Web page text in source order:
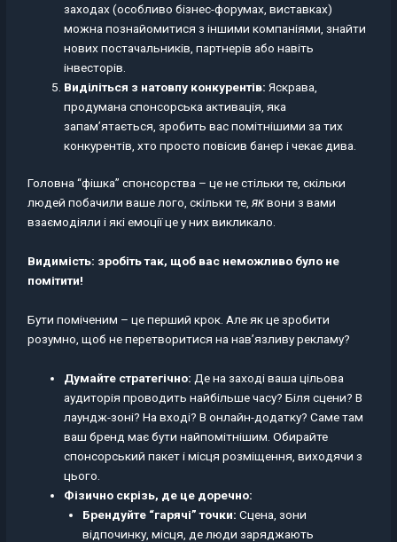
заходах (особливо бізнес-форумах, виставках)
можна познайомитися з іншими компаніями, знайти
нових постачальників, партнерів або навіть
інвесторів.
Виділіться з натовпу конкурентів: Яскрава,
продумана спонсорська активація, яка
запам’ятається, зробить вас помітнішими за тих
конкурентів, хто просто повісив банер і чекає дива.
Головна “фішка” спонсорства – це не стільки те, скільки
людей побачили ваше лого, скільки те,яквони з вами
взаємодіяли і які емоції це у них викликало.
Видимість: зробіть так, щоб вас неможливо було не
помітити!
Бути поміченим – це перший крок. Але як це зробити
розумно, щоб не перетворитися на нав’язливу рекламу?
Думайте стратегічно: Де на заході ваша цільова
аудиторія проводить найбільше часу? Біля сцени? В
лаундж-зоні? На вході? В онлайн-додатку? Саме там
ваш бренд має бути найпомітнішим. Обирайте
спонсорський пакет і місця розміщення, виходячи з
цього.
Фізично скрізь, де це доречно:
Брендуйте “гарячі” точки: Сцена, зони
відпочинку, місця, де люди заряджають